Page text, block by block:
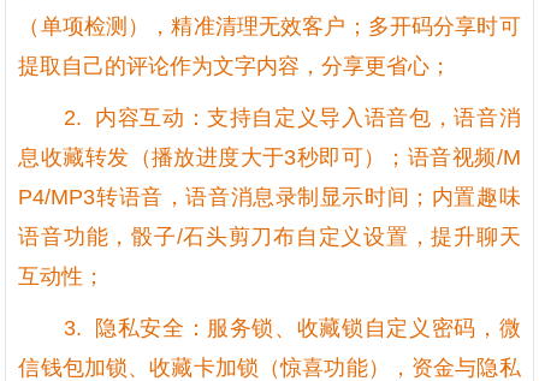
（单项检测），精准清理无效客户；多开码分享时可
提取自己的评论作为文字内容，分享更省心；
2. 内容互动：支持自定义导入语音包，语音消
息收藏转发（播放进度大于3秒即可）；语音视频/M
P4/MP3转语音，语音消息录制显示时间；内置趣味
语音功能，骰子/石头剪刀布自定义设置，提升聊天
互动性；
3. 隐私安全：服务锁、收藏锁自定义密码，微
信钱包加锁、收藏卡加锁（惊喜功能），资金与隐私